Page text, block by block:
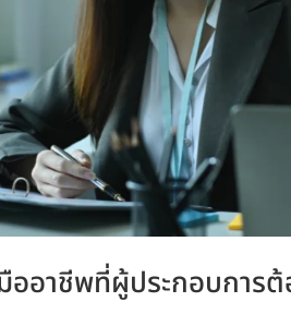
อาชีพที่ผู้ประกอบการต้